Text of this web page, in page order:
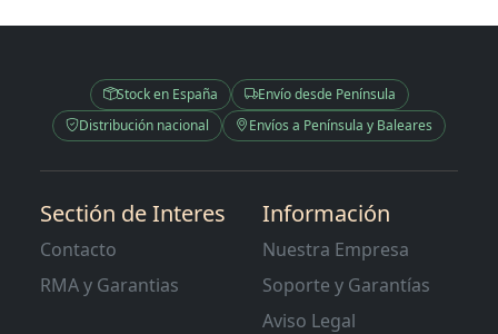
Stock en España
Envío desde Península
Distribución nacional
Envíos a Península y Baleares
Sectión de Interes
Contacto
RMA y Garantias
Información
Nuestra Empresa
Soporte y Garantías
Aviso Legal